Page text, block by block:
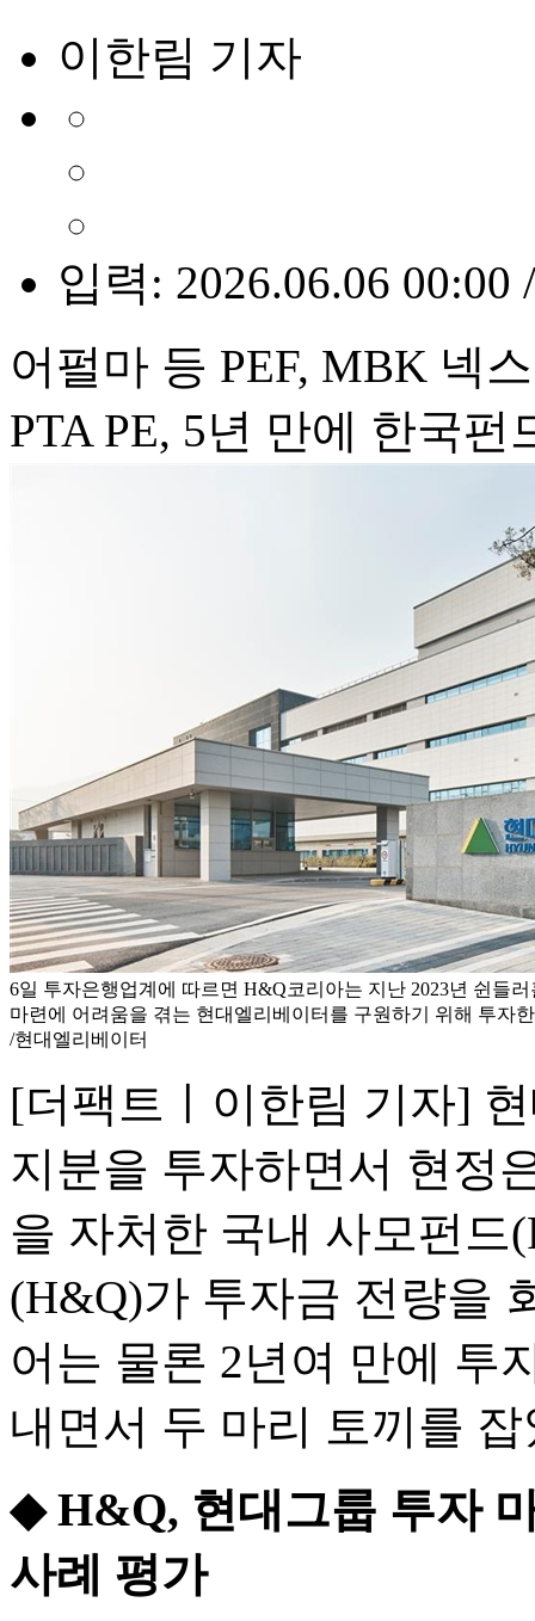
이한림 기자
입력: 2026.06.06 00:00
어펄마 등 PEF, MBK 넥
PTA PE, 5년 만에 한국
6일 투자은행업계에 따르면 H&Q코리아는 지난 2023년 쉰들
마련에 어려움을 겪는 현대엘리베이터를 구원하기 위해 투자
/현대엘리베이터
[더팩트ㅣ이한림 기자]
지분을 투자하면서 현정
을 자처한 국내 사모펀드
(H&Q)가 투자금 전량을
어는 물론 2년여 만에 투
내면서 두 마리 토끼를
◆ H&Q, 현대그룹 투자
사례 평가